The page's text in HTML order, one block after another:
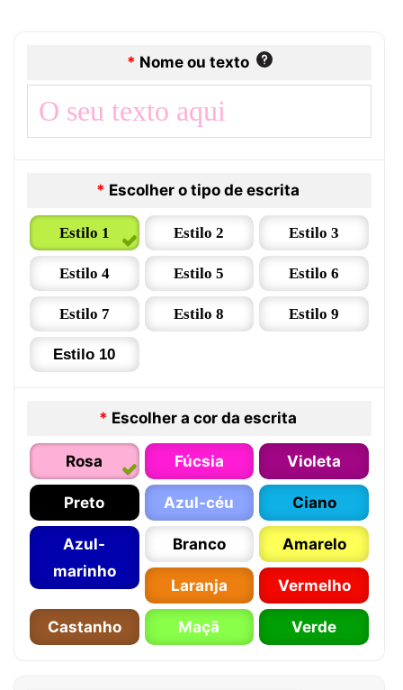
* Nome ou texto
* Escolher o tipo de escrita
Estilo 1 Estilo 2 Estilo 3
Estilo 4 Estilo 5 Estilo 6
Estilo 7 Estilo 8 Estilo 9
Estilo 10
* Escolher a cor da escrita
Rosa Fúcsia Violeta
Preto Azul-céu Ciano
Azul-
marinho
Branco Amarelo
Laranja Vermelho
Castanho Maçã Verde